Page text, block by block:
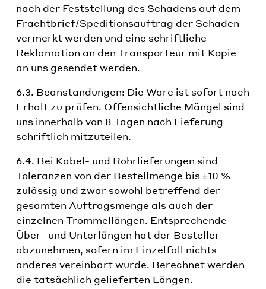
nach der Feststellung des Schadens auf dem
Frachtbrief/Speditionsauftrag der Schaden
vermerkt werden und eine schriftliche
Reklamation an den Transporteur mit Kopie
an uns gesendet werden.
6.3. Beanstandungen: Die Ware ist sofort nach
Erhalt zu prüfen. Offensichtliche Mängel sind
uns innerhalb von 8 Tagen nach Lieferung
schriftlich mitzuteilen.
6.4. Bei Kabel- und Rohrlieferungen sind
Toleranzen von der Bestellmenge bis ±10 %
zulässig und zwar sowohl betreffend der
gesamten Auftragsmenge als auch der
einzelnen Trommellängen. Entsprechende
Über- und Unterlängen hat der Besteller
abzunehmen, sofern im Einzelfall nichts
anderes vereinbart wurde. Berechnet werden
die tatsächlich gelieferten Längen.